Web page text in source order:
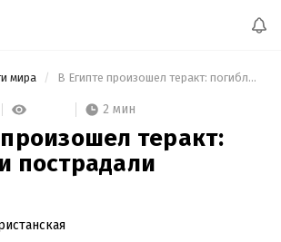
мира В Египте произошел теракт: погибли и пострадали военные
2 мин
теракт:
пострадали